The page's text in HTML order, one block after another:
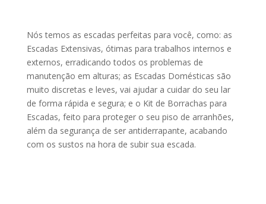
Nós temos as escadas perfeitas para você, como: as
Escadas Extensivas, ótimas para trabalhos internos e
externos, erradicando todos os problemas de
manutenção em alturas; as Escadas Domésticas são
muito discretas e leves, vai ajudar a cuidar do seu lar
de forma rápida e segura; e o Kit de Borrachas para
Escadas, feito para proteger o seu piso de arranhões,
além da segurança de ser antiderrapante, acabando
com os sustos na hora de subir sua escada.